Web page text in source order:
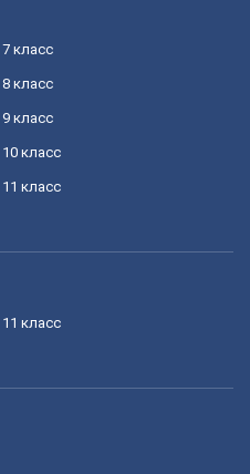
7 класс
8 класс
9 класс
10 класс
11 класс
11 класс